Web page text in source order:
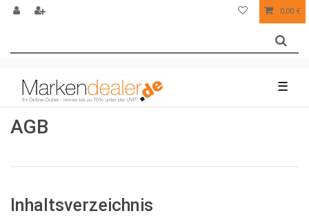
0,00 €
☰
AGB
Inhaltsverzeichnis